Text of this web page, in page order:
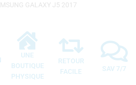
GALAXY J5 2017
UNE
BOUTIQUE
PHYSIQUE
RETOUR
FACILE
SAV 7/7